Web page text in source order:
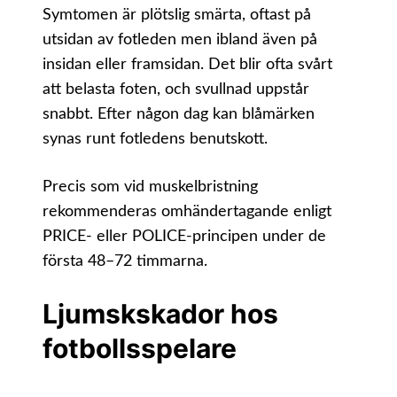
Symtomen är plötslig smärta, oftast på
utsidan av fotleden men ibland även på
insidan eller framsidan. Det blir ofta svårt
att belasta foten, och svullnad uppstår
snabbt. Efter någon dag kan blåmärken
synas runt fotledens benutskott.
Precis som vid muskelbristning
rekommenderas omhändertagande enligt
PRICE- eller POLICE-principen under de
första 48–72 timmarna.
Ljumskskador hos
fotbollsspelare